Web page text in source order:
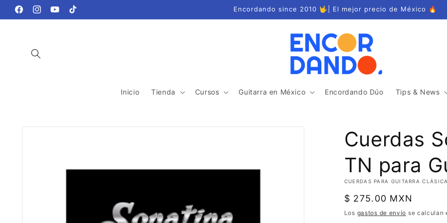
directamente
al contenido
FacebookInstagramYouTubeTikTok
Encordando since 2010 🤟| El mejor precio de México 🔥
Inicio Tienda Cursos Guitarra en México Encordando Dúo Tips & News
directamente
Cuerdas
TN para
CUERDAS PARA GUITARRA
Precio
habitual
$ 275.00 MXN
Los gastos de envío se calculan